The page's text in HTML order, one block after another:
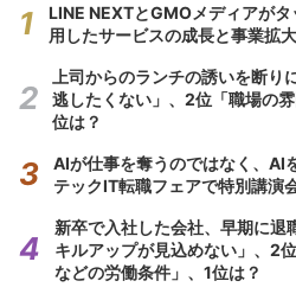
LINE NEXTとGMOメディアが
用したサービスの成長と事業拡
上司からのランチの誘いを断
逃したくない」、2位「職場の
位は？
AIが仕事を奪うのではなく、
テックIT転職フェアで特別講演
新卒で入社した会社、早期に
キルアップが見込めない」、2
などの労働条件」、1位は？